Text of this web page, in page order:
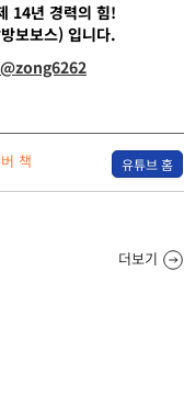
14년 경력의 힘!
보보스) 입니다.
책 유튜브 홈
더보기